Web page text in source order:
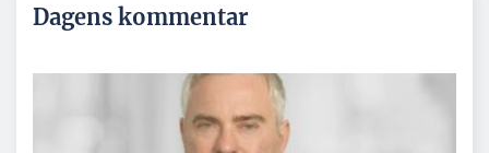
Dagens kommentar